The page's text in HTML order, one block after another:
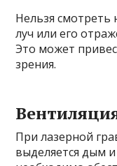
Нельзя смотреть
луч или его
Это может
зрения.
При лазерной
выделяется дым